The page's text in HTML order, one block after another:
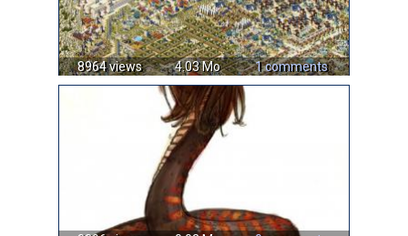
8964 views 4.03 Mo 1 comments